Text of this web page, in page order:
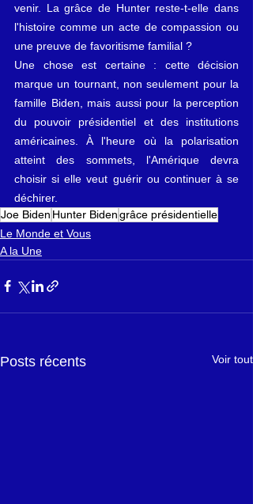
venir. La grâce de Hunter reste-t-elle dans
l'histoire comme un acte de compassion ou
une preuve de favoritisme familial ?
Une chose est certaine : cette décision
marque un tournant, non seulement pour la
famille Biden, mais aussi pour la perception
du pouvoir présidentiel et des institutions
américaines. À l'heure où la polarisation
atteint des sommets, l'Amérique devra
choisir si elle veut guérir ou continuer à se
déchirer.
Joe Biden Hunter Bidengrâce présidentielle
Le Monde et Vous
A la Une
Posts récents Voir tout